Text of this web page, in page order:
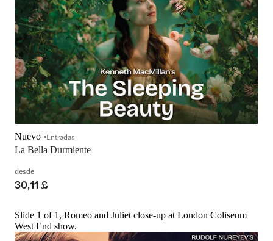
La Bella Durmiente
Nuevo Entradas
desde
30,11 £
Slide 1 of 1, Romeo and Juliet close-up at London Coliseum
West End show.